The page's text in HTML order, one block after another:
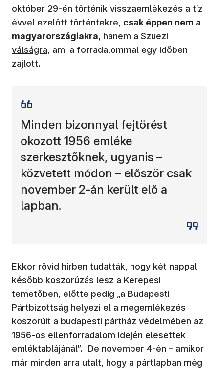
október 29-én történik visszaemlékezés a tíz
évvel ezelőtt történtekre, csak éppen nem a
magyarországiakra, hanem (új ablakban nyílik
a Szuezi
válságra, ami a forradalommal egy időben
zajlott.
Minden bizonnyal fejtörést
okozott 1956 emléke
szerkesztőknek, ugyanis –
közvetett módon – először csak
november 2-án került elő a
lapban.
Ekkor rövid hírben tudatták, hogy két nappal
később koszorúzás lesz a Kerepesi
temetőben, előtte pedig „a Budapesti
Pártbizottság helyezi el a megemlékezés
koszorúit a budapesti pártház védelmében az
1956-os ellenforradalom idején elesettek
emléktáblájánál”. De november 4-én – amikor
már minden arra utalt, hogy a pártlapban még